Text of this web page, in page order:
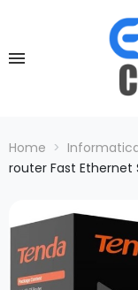
Home
router Fast Ethernet